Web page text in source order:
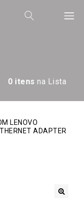
0 itens na Lista
LENOVO
ADAPTER